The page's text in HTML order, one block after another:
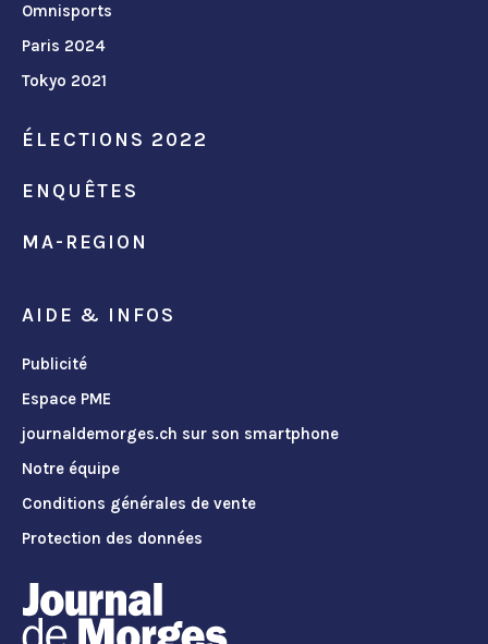
Omnisports
Paris 2024
Tokyo 2021
ÉLECTIONS 2022
ENQUÊTES
MA-REGION
AIDE & INFOS
Publicité
Espace PME
journaldemorges.ch sur son smartphone
Notre équipe
Conditions générales de vente
Protection des données